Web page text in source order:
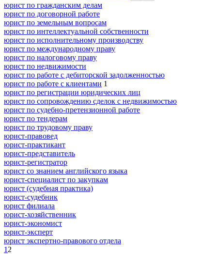
юрист по гражданским делам
юрист по договорной работе
юрист по земельным вопросам
юрист по интеллектуальной собственности
юрист по исполнительному производству
юрист по международному праву
юрист по налоговому праву
юрист по недвижимости
юрист по работе с дебиторской задолженностью
юрист по работе с клиентами 1
юрист по регистрации юридических лиц
юрист по сопровождению сделок с недвижимостью
юрист по судебно-претензионной работе
юрист по тендерам
юрист по трудовому праву
юрист-правовед
юрист-практикант
юрист-представитель
юрист-регистратор
юрист со знанием английского языка
юрист-специалист по закупкам
юрист (судебная практика)
юрист-судебник
юрист филиала
юрист-хозяйственник
юрист-экономист
юрист-эксперт
юрист экспертно-правового отдела
1 2